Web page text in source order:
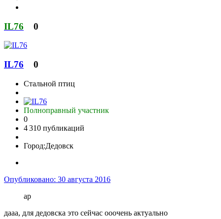
IL76 0
IL76 0
Стальной птиц
Полноправный участник
0
4 310 публикаций
Город:Дедовск
Опубликовано: 30 августа 2016
ap
дааа, для дедовска это сейчас ооочень актуально